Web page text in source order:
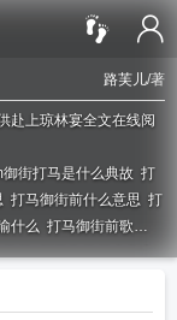
路芙儿/著
赴上琼林宴全文在线阅
御街打马是什么典故 打
打马御街前什么意思 打
什么 打马御街前歌
街前打马御街前全集免